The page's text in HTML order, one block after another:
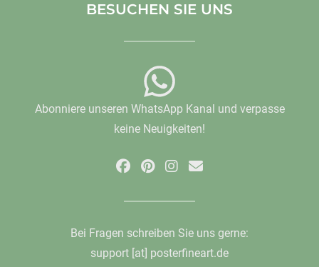
BESUCHEN SIE UNS
Abonniere unseren WhatsApp Kanal und verpasse
keine Neuigkeiten!
Bei Fragen schreiben Sie uns gerne:
support [at] posterfineart.de